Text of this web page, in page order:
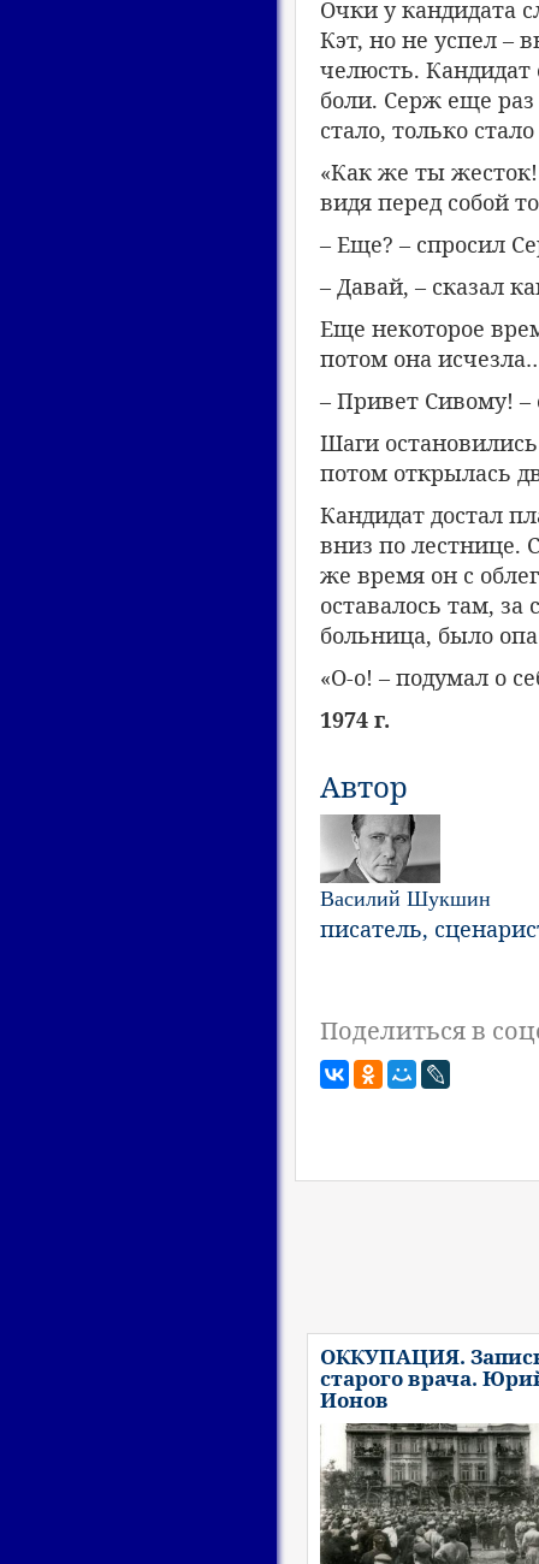
Очки у кандидата
Кэт, но не успел –
челюсть. Кандидат
боли. Серж еще раз
стало, только
«Как же ты
видя перед собой
– Еще? – спросил
– Давай, – сказал
Еще некоторое
потом она
– Привет Сивому! –
Шаги
потом открылась
Кандидат достал
вниз по лестнице.
же время он с
оставалось там,
больница, было
«О-о! – подумал о
1974 г.
Автор
Василий Шукшин
писатель,
Поделиться в
ОККУПАЦИЯ.
старого врача.
Ионов